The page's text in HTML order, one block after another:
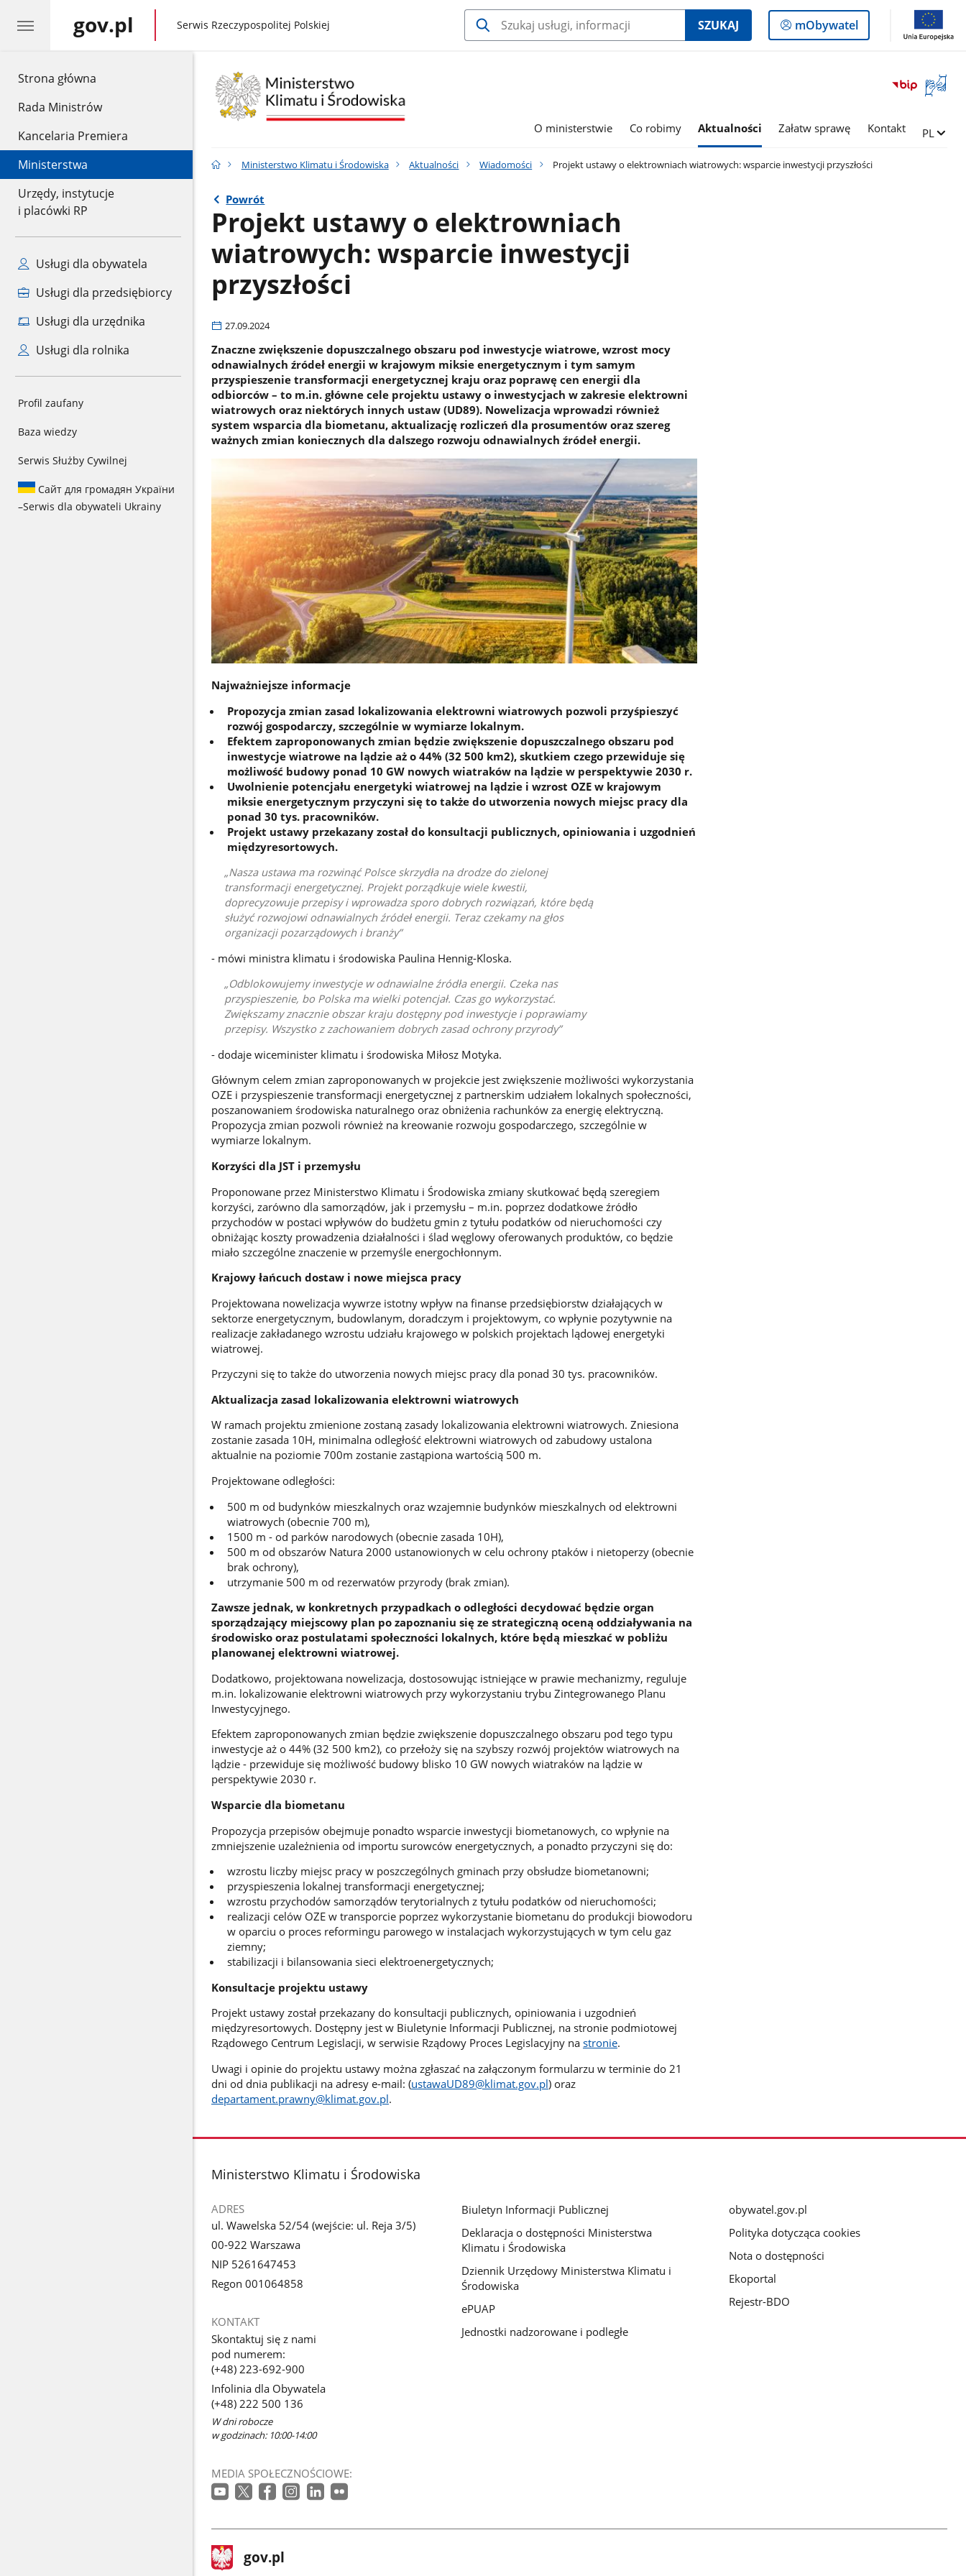
Strona główna
Rada Ministrów
Kancelaria Premiera
Ministerstwa
Urzędy, instytucje
i placówki RP
Usługi dla obywatela
Usługi dla przedsiębiorcy
Usługi dla urzędnika
Usługi dla rolnika
Profil zaufany
Baza wiedzy
Serwis Służby Cywilnej
Сайт для громадян України
–Serwis dla obywateli Ukrainy
gov.pl gov.pl
Serwis Rzeczypospolitej Polskiej SZUKAJ
Logowanie
do
mObywatel
Otwórz
okno
języka
O ministerstwie Co robimy Aktualności Załatw sprawę Kontakt Zmień
PL
Ministerstwo Klimatu i Środowiska Aktualności Wiadomości Projekt ustawy o elektrowniach wiatrowych: wsparcie inwestycji przyszłości
Powrót
Projekt ustawy o elektrowniach
wiatrowych: wsparcie inwestycji
przyszłości
27.09.2024
Znaczne zwiększenie dopuszczalnego obszaru pod inwestycje wiatrowe, wzrost mocy
odnawialnych źródeł energii w krajowym miksie energetycznym i tym samym
przyspieszenie transformacji energetycznej kraju oraz poprawę cen energii dla
odbiorców – to m.in. główne cele projektu ustawy o inwestycjach w zakresie elektrowni
wiatrowych oraz niektórych innych ustaw (UD89). Nowelizacja wprowadzi również
system wsparcia dla biometanu, aktualizację rozliczeń dla prosumentów oraz szereg
ważnych zmian koniecznych dla dalszego rozwoju odnawialnych źródeł energii.
Najważniejsze informacje
Propozycja zmian zasad lokalizowania elektrowni wiatrowych pozwoli przyśpieszyć
rozwój gospodarczy, szczególnie w wymiarze lokalnym.
Efektem zaproponowanych zmian będzie zwiększenie dopuszczalnego obszaru pod
inwestycje wiatrowe na lądzie aż o 44% (32 500 km2), skutkiem czego przewiduje się
możliwość budowy ponad 10 GW nowych wiatraków na lądzie w perspektywie 2030 r.
Uwolnienie potencjału energetyki wiatrowej na lądzie i wzrost OZE w krajowym
miksie energetycznym przyczyni się to także do utworzenia nowych miejsc pracy dla
ponad 30 tys. pracowników.
Projekt ustawy przekazany został do konsultacji publicznych, opiniowania i uzgodnień
międzyresortowych.
Nasza ustawa ma rozwinąć Polsce skrzydła na drodze do zielonej
transformacji energetycznej. Projekt porządkuje wiele kwestii,
doprecyzowuje przepisy i wprowadza sporo dobrych rozwiązań, które będą
służyć rozwojowi odnawialnych źródeł energii. Teraz czekamy na głos
organizacji pozarządowych i branży
- mówi ministra klimatu i środowiska Paulina Hennig-Kloska.
Odblokowujemy inwestycje w odnawialne źródła energii. Czeka nas
przyspieszenie, bo Polska ma wielki potencjał. Czas go wykorzystać.
Zwiększamy znacznie obszar kraju dostępny pod inwestycje i poprawiamy
przepisy. Wszystko z zachowaniem dobrych zasad ochrony przyrody
- dodaje wiceminister klimatu i środowiska Miłosz Motyka.
Głównym celem zmian zaproponowanych w projekcie jest zwiększenie możliwości wykorzystania
OZE i przyspieszenie transformacji energetycznej z partnerskim udziałem lokalnych społeczności,
poszanowaniem środowiska naturalnego oraz obniżenia rachunków za energię elektryczną.
Propozycja zmian pozwoli również na kreowanie rozwoju gospodarczego, szczególnie w
wymiarze lokalnym.
Korzyści dla JST i przemysłu
Proponowane przez Ministerstwo Klimatu i Środowiska zmiany skutkować będą szeregiem
korzyści, zarówno dla samorządów, jak i przemysłu – m.in. poprzez dodatkowe źródło
przychodów w postaci wpływów do budżetu gmin z tytułu podatków od nieruchomości czy
obniżając koszty prowadzenia działalności i ślad węglowy oferowanych produktów, co będzie
miało szczególne znaczenie w przemyśle energochłonnym.
Krajowy łańcuch dostaw i nowe miejsca pracy
Projektowana nowelizacja wywrze istotny wpływ na finanse przedsiębiorstw działających w
sektorze energetycznym, budowlanym, doradczym i projektowym, co wpłynie pozytywnie na
realizacje zakładanego wzrostu udziału krajowego w polskich projektach lądowej energetyki
wiatrowej.
Przyczyni się to także do utworzenia nowych miejsc pracy dla ponad 30 tys. pracowników.
Aktualizacja zasad lokalizowania elektrowni wiatrowych
W ramach projektu zmienione zostaną zasady lokalizowania elektrowni wiatrowych. Zniesiona
zostanie zasada 10H, minimalna odległość elektrowni wiatrowych od zabudowy ustalona
aktualnie na poziomie 700m zostanie zastąpiona wartością 500 m.
Projektowane odległości:
500 m od budynków mieszkalnych oraz wzajemnie budynków mieszkalnych od elektrowni
wiatrowych (obecnie 700 m),
1500 m - od parków narodowych (obecnie zasada 10H),
500 m od obszarów Natura 2000 ustanowionych w celu ochrony ptaków i nietoperzy (obecnie
brak ochrony),
utrzymanie 500 m od rezerwatów przyrody (brak zmian).
Zawsze jednak, w konkretnych przypadkach o odległości decydować będzie organ
sporządzający miejscowy plan po zapoznaniu się ze strategiczną oceną oddziaływania na
środowisko oraz postulatami społeczności lokalnych, które będą mieszkać w pobliżu
planowanej elektrowni wiatrowej.
Dodatkowo, projektowana nowelizacja, dostosowując istniejące w prawie mechanizmy, reguluje
m.in. lokalizowanie elektrowni wiatrowych przy wykorzystaniu trybu Zintegrowanego Planu
Inwestycyjnego.
Efektem zaproponowanych zmian będzie zwiększenie dopuszczalnego obszaru pod tego typu
inwestycje aż o 44% (32 500 km2), co przełoży się na szybszy rozwój projektów wiatrowych na
lądzie - przewiduje się możliwość budowy blisko 10 GW nowych wiatraków na lądzie w
perspektywie 2030 r.
Wsparcie dla biometanu
Propozycja przepisów obejmuje ponadto wsparcie inwestycji biometanowych, co wpłynie na
zmniejszenie uzależnienia od importu surowców energetycznych, a ponadto przyczyni się do:
wzrostu liczby miejsc pracy w poszczególnych gminach przy obsłudze biometanowni;
przyspieszenia lokalnej transformacji energetycznej;
wzrostu przychodów samorządów terytorialnych z tytułu podatków od nieruchomości;
realizacji celów OZE w transporcie poprzez wykorzystanie biometanu do produkcji biowodoru
w oparciu o proces reformingu parowego w instalacjach wykorzystujących w tym celu gaz
ziemny;
stabilizacji i bilansowania sieci elektroenergetycznych;
Konsultacje projektu ustawy
Projekt ustawy został przekazany do konsultacji publicznych, opiniowania i uzgodnień
międzyresortowych. Dostępny jest w Biuletynie Informacji Publicznej, na stronie podmiotowej
Rządowego Centrum Legislacji, w serwisie Rządowy Proces Legislacyjny na stronie.
Uwagi i opinie do projektu ustawy można zgłaszać na załączonym formularzu w terminie do 21
dni od dnia publikacji na adresy e-mail: (ustawaUD89@klimat.gov.pl) oraz
departament.prawny@klimat.gov.pl.
stopka
Ministerstwo Klimatu i Środowiska
ADRES
ul. Wawelska 52/54 (wejście: ul. Reja 3/5)
00-922 Warszawa
NIP 5261647453
Regon 001064858
KONTAKT
Skontaktuj się z nami
pod numerem:
(+48) 223-692-900
Infolinia dla Obywatela
(+48) 222 500 136
W dni robocze
w godzinach: 10:00-14:00
MEDIA SPOŁECZNOŚCIOWE:
Biuletyn Informacji Publicznej
Deklaracja o dostępności Ministerstwa
Klimatu i Środowiska
Dziennik Urzędowy Ministerstwa Klimatu i
Środowiska
ePUAP
Jednostki nadzorowane i podległe
obywatel.gov.pl
Polityka dotycząca cookies
Nota o dostępności
Ekoportal
Rejestr-BDO
stopka
gov.pl Strona
gov.pl